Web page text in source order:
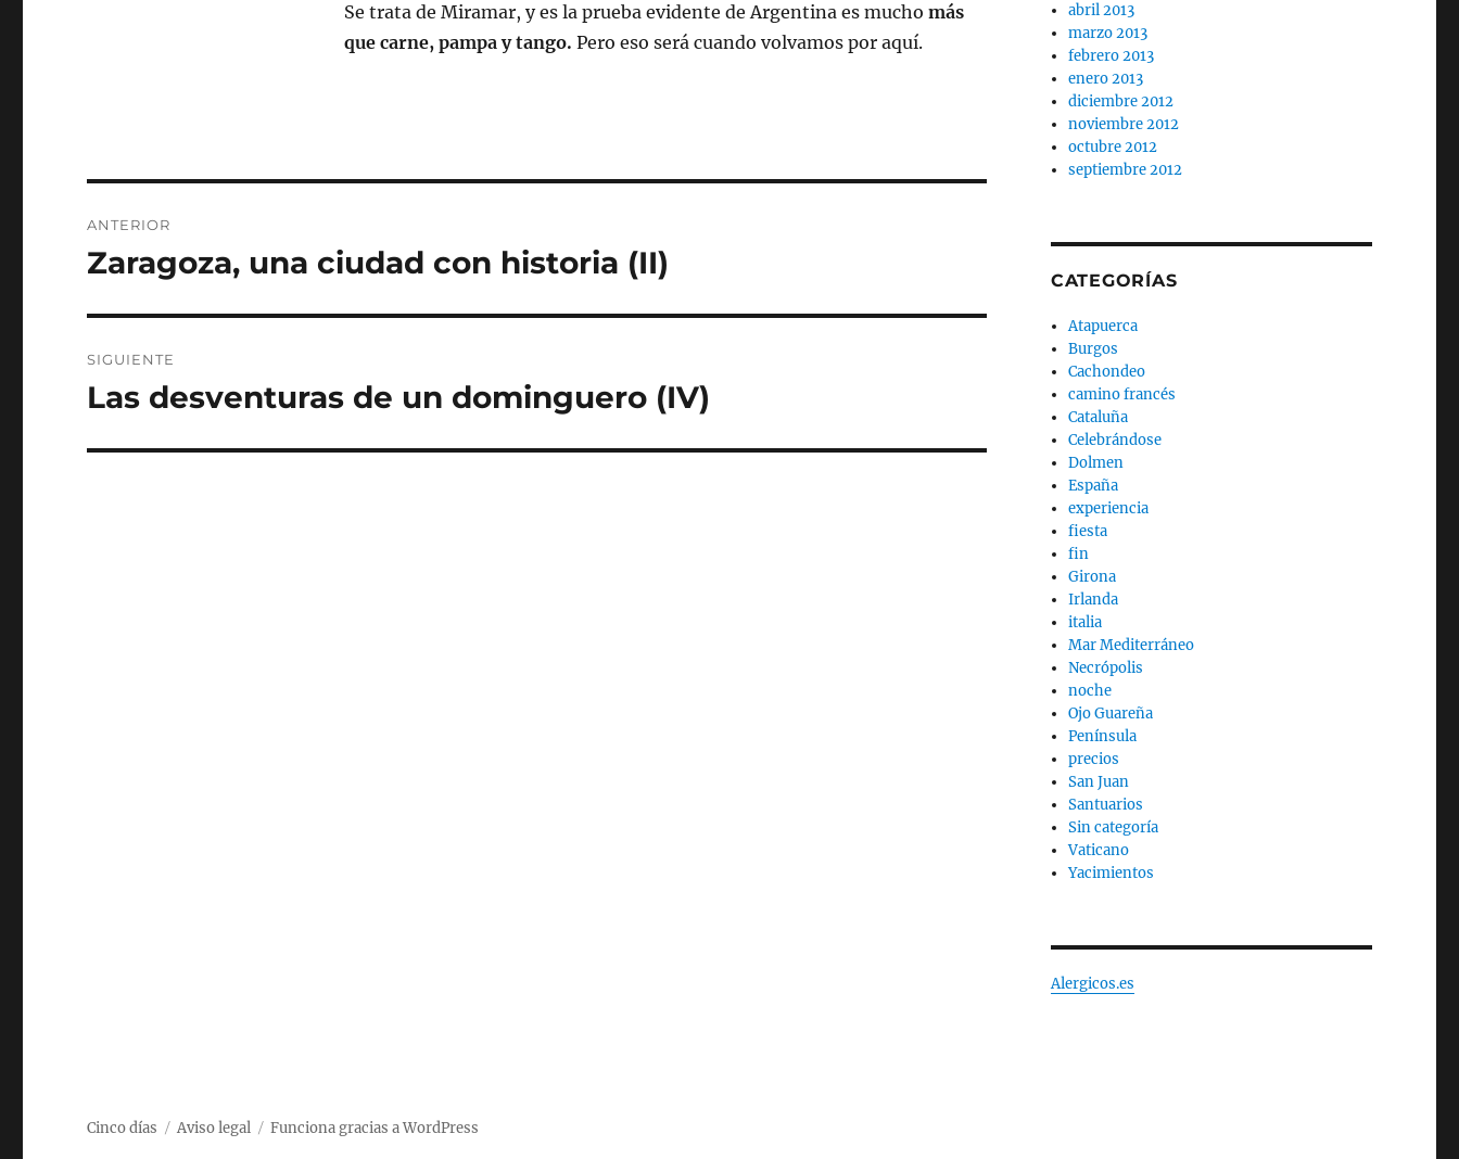
Se trata de Miramar, y es la prueba evidente de Argentina es mucho más
que carne, pampa y tango. Pero eso será cuando volvamos por aquí.
de
ANTERIOR
Entrada
Zaragoza, una ciudad con historia (II)
SIGUIENTE
Entrada
Las desventuras de un dominguero (IV)
abril 2013
marzo 2013
febrero 2013
enero 2013
diciembre 2012
noviembre 2012
octubre 2012
septiembre 2012
CATEGORÍAS
Atapuerca
Burgos
Cachondeo
camino francés
Cataluña
Celebrándose
Dolmen
España
experiencia
fiesta
fin
Girona
Irlanda
italia
Mar Mediterráneo
Necrópolis
noche
Ojo Guareña
Península
precios
San Juan
Santuarios
Sin categoría
Vaticano
Yacimientos
Alergicos.es
Cinco días Aviso legal Funciona gracias a WordPress